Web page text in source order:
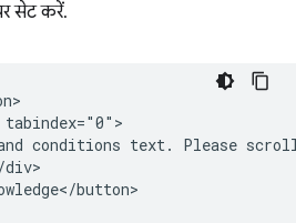
सेट करें.
conditions text. Please scroll
button>